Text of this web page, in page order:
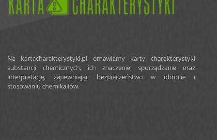
Na kartacharakterystyki.pl omawiamy karty charakterystyki
substancji chemicznych, ich znaczenie, sporządzanie oraz
interpretację, zapewniając bezpieczeństwo w obrocie i
stosowaniu chemikaliów.